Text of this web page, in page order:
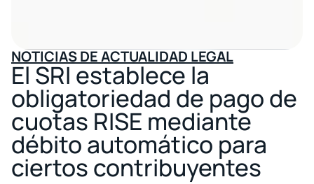
NOTICIAS DE ACTUALIDAD LEGAL
El SRI establece la
obligatoriedad de pago de
cuotas RISE mediante
débito automático para
ciertos contribuyentes